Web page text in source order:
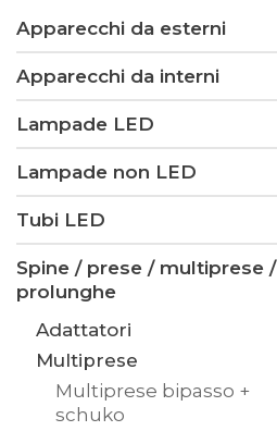
Apparecchi da esterni
Apparecchi da interni
Lampade LED
Lampade non LED
Tubi LED
Spine / prese / multiprese /
prolunghe
Adattatori
Multiprese
Multiprese bipasso +
schuko